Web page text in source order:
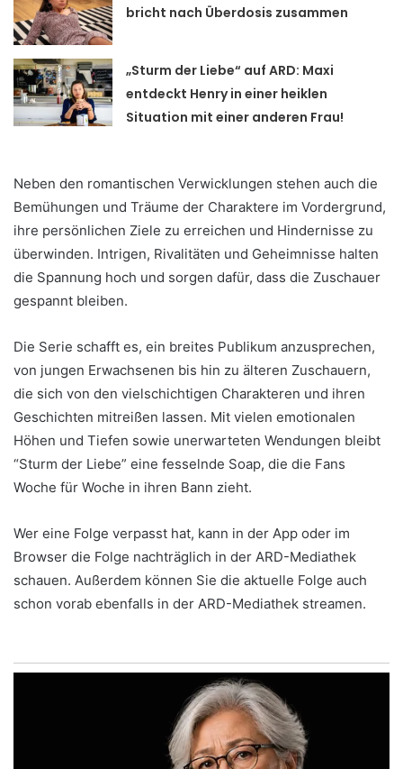
bricht nach Überdosis zusammen
„Sturm der Liebe“ auf ARD: Maxi
entdeckt Henry in einer heiklen
Situation mit einer anderen Frau!
Neben den romantischen Verwicklungen stehen auch die
Bemühungen und Träume der Charaktere im Vordergrund,
ihre persönlichen Ziele zu erreichen und Hindernisse zu
überwinden. Intrigen, Rivalitäten und Geheimnisse halten
die Spannung hoch und sorgen dafür, dass die Zuschauer
gespannt bleiben.
Die Serie schafft es, ein breites Publikum anzusprechen,
von jungen Erwachsenen bis hin zu älteren Zuschauern,
die sich von den vielschichtigen Charakteren und ihren
Geschichten mitreißen lassen. Mit vielen emotionalen
Höhen und Tiefen sowie unerwarteten Wendungen bleibt
“Sturm der Liebe” eine fesselnde Soap, die die Fans
Woche für Woche in ihren Bann zieht.
Wer eine Folge verpasst hat, kann in der App oder im
Browser die Folge nachträglich in der ARD-Mediathek
schauen. Außerdem können Sie die aktuelle Folge auch
schon vorab ebenfalls in der ARD-Mediathek streamen.